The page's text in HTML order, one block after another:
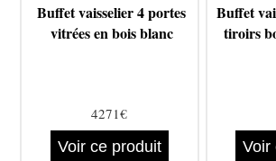
Buffet vaisselier 4 portes
vitrées en bois blanc
4271€
Voir ce produit
Buffet
tiroirs
Voir